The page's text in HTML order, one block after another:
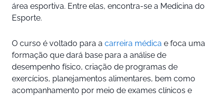
área esportiva. Entre elas, encontra-se a Medicina do
Esporte.
O curso é voltado para a carreira médica e foca uma
formação que dará base para a análise de
desempenho físico, criação de programas de
exercícios, planejamentos alimentares, bem como
acompanhamento por meio de exames clínicos e